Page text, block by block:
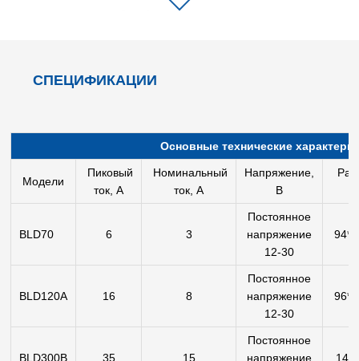
СПЕЦИФИКАЦИИ
Основные технические
Модели
Пиковый
ток, А
Номинальный
ток, А
Напряжение,
В
BLD70 6 3
Постоянное
напряжение
12-30
BLD120A 16 8
Постоянное
напряжение
12-30
BLD300B 35 15
Постоянное
напряжение